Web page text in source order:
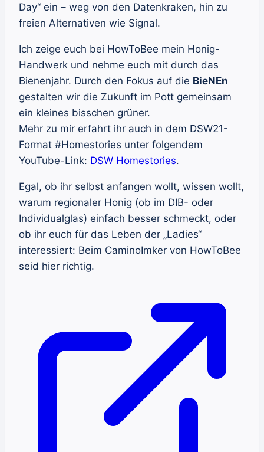
Day“ ein – weg von den Datenkraken, hin zu
freien Alternativen wie Signal.
Ich zeige euch bei HowToBee mein Honig-
Handwerk und nehme euch mit durch das
Bienenjahr. Durch den Fokus auf die BieNEn
gestalten wir die Zukunft im Pott gemeinsam
ein kleines bisschen grüner.
Mehr zu mir erfahrt ihr auch in dem DSW21-
Format #Homestories unter folgendem
YouTube-Link: DSW Homestories.
Egal, ob ihr selbst anfangen wollt, wissen wollt,
warum regionaler Honig (ob im DIB- oder
Individualglas) einfach besser schmeckt, oder
ob ihr euch für das Leben der „Ladies“
interessiert: Beim CaminoImker von HowToBee
seid hier richtig.